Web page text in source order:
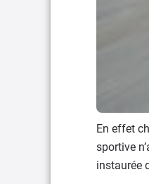
En effet
sportive
instaurée